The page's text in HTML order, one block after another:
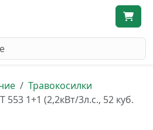
Травокосилки
553 1+1 (2,2кВт/3л.c., 52 куб.